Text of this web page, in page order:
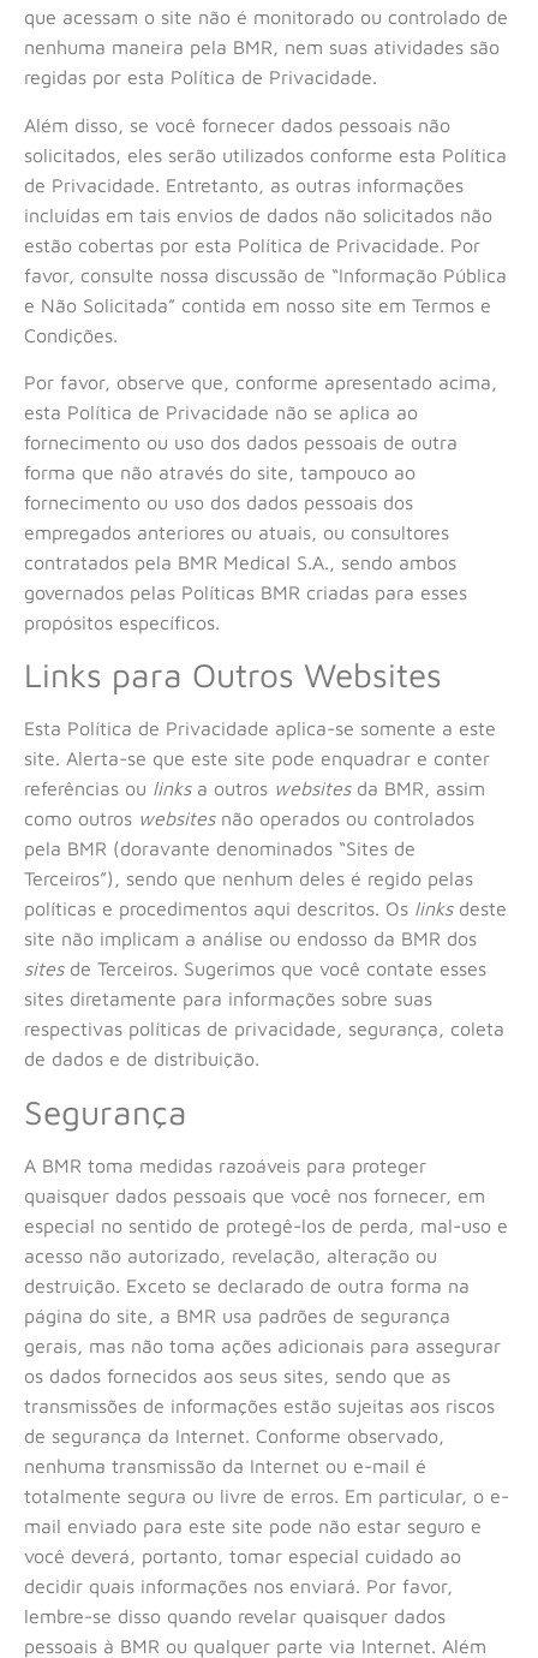
que acessam o site não é monitorado ou controlado de
nenhuma maneira pela BMR, nem suas atividades são
regidas por esta Política de Privacidade.
Além disso, se você fornecer dados pessoais não
solicitados, eles serão utilizados conforme esta Política
de Privacidade. Entretanto, as outras informações
incluídas em tais envios de dados não solicitados não
estão cobertas por esta Política de Privacidade. Por
favor, consulte nossa discussão de “Informação Pública
e Não Solicitada” contida em nosso site em Termos e
Condições.
Por favor, observe que, conforme apresentado acima,
esta Política de Privacidade não se aplica ao
fornecimento ou uso dos dados pessoais de outra
forma que não através do site, tampouco ao
fornecimento ou uso dos dados pessoais dos
empregados anteriores ou atuais, ou consultores
contratados pela BMR Medical S.A., sendo ambos
governados pelas Políticas BMR criadas para esses
propósitos específicos.
Links para Outros Websites
Esta Política de Privacidade aplica-se somente a este
site. Alerta-se que este site pode enquadrar e conter
referências ou linksa outros websitesda BMR, assim
como outros websitesnão operados ou controlados
pela BMR (doravante denominados “Sites de
Terceiros”), sendo que nenhum deles é regido pelas
políticas e procedimentos aqui descritos. Os linksdeste
site não implicam a análise ou endosso da BMR dos
sitesde Terceiros. Sugerimos que você contate esses
sites diretamente para informações sobre suas
respectivas políticas de privacidade, segurança, coleta
de dados e de distribuição.
Segurança
A BMR toma medidas razoáveis para proteger
quaisquer dados pessoais que você nos fornecer, em
especial no sentido de protegê-los de perda, mal-uso e
acesso não autorizado, revelação, alteração ou
destruição. Exceto se declarado de outra forma na
página do site, a BMR usa padrões de segurança
gerais, mas não toma ações adicionais para assegurar
os dados fornecidos aos seus sites, sendo que as
transmissões de informações estão sujeitas aos riscos
de segurança da Internet. Conforme observado,
nenhuma transmissão da Internet ou e-mail é
totalmente segura ou livre de erros. Em particular, o e-
mail enviado para este site pode não estar seguro e
você deverá, portanto, tomar especial cuidado ao
decidir quais informações nos enviará. Por favor,
lembre-se disso quando revelar quaisquer dados
pessoais à BMR ou qualquer parte via Internet. Além